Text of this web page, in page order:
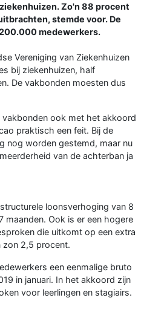
Zo'n 88 procent
stemde voor. De
medewerkers.
Vereniging van Ziekenhuizen
bij ziekenhuizen, half
De vakbonden moesten dus
ook met het akkoord
praktisch een feit. Bij de
nog worden gestemd, maar nu
van de achterban ja
loonsverhoging van 8
maanden. Ook is er een hogere
die uitkomt op een extra
zon 2,5 procent.
een eenmalige bruto
in januari. In het akkoord zijn
voor leerlingen en stagiairs.